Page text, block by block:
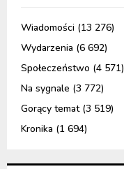
Wiadomości (13 276)
Wydarzenia (6 692)
Społeczeństwo (4 571)
Na sygnale (3 772)
Gorący temat(3 519)
Kronika (1 694)